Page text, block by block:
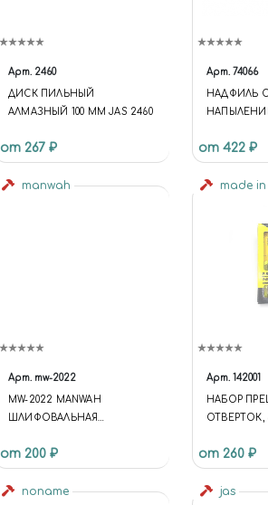
Арт. 2460
ДИСК ПИЛЬНЫЙ
АЛМАЗНЫЙ 100 ММ JAS 2460
от 267 ₽
Арт. 74066
НАДФИЛЬ
от 422 ₽
manwah
Арт. mw-2022
MW-2022 MANWAH
ШЛИФОВАЛЬНАЯ
СУХАЯ, В ПЛАСТИКОВОЙ
УПАКОВКЕ
от 200 ₽
made
Арт. 142001
НАБОР
ОТВЕРТОК,
от 260 ₽
noname jas